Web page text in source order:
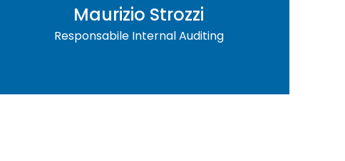
Maurizio Strozzi
Responsabile Internal Auditing